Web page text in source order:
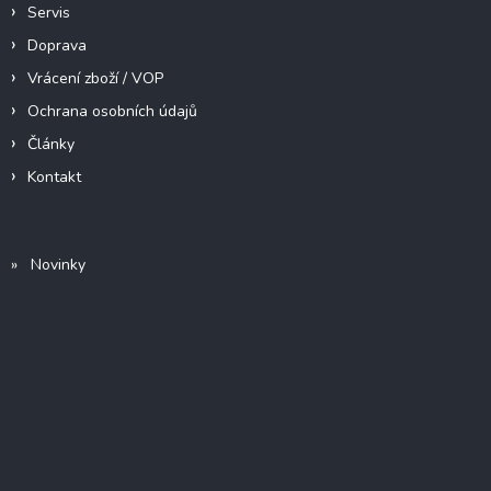
Servis
Doprava
Vrácení zboží / VOP
Ochrana osobních údajů
Články
Kontakt
» Novinky